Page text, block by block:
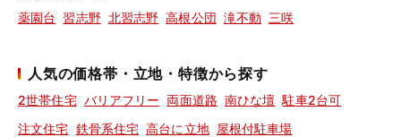
薬園台 習志野 北習志野 高根公団 滝不動 三咲
人気の価格帯・立地・特徴から探す
2世帯住宅 バリアフリー 両面道路 南ひな壇 駐車2台可
注文住宅 鉄骨系住宅 高台に立地 屋根付駐車場